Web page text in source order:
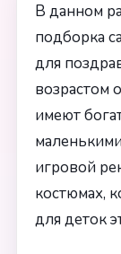
В данном
подборка
для
возрастом
имеют
игровой
костюмах,
для деток